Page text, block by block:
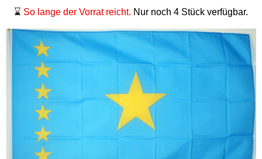
⌛ So lange der Vorrat reicht. Nur noch 4 Stück verfügbar.